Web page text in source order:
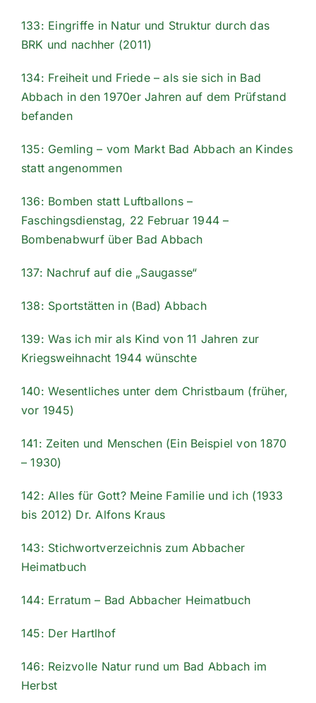
133: Eingriffe in Natur und Struktur durch das
BRK und nachher (2011)
134: Freiheit und Friede – als sie sich in Bad
Abbach in den 1970er Jahren auf dem Prüfstand
befanden
135: Gemling – vom Markt Bad Abbach an Kindes
statt angenommen
136: Bomben statt Luftballons –
Faschingsdienstag, 22 Februar 1944 –
Bombenabwurf über Bad Abbach
137: Nachruf auf die „Saugasse“
138: Sportstätten in (Bad) Abbach
139: Was ich mir als Kind von 11 Jahren zur
Kriegsweihnacht 1944 wünschte
140: Wesentliches unter dem Christbaum (früher,
vor 1945)
141: Zeiten und Menschen (Ein Beispiel von 1870
– 1930)
142: Alles für Gott? Meine Familie und ich (1933
bis 2012) Dr. Alfons Kraus
143: Stichwortverzeichnis zum Abbacher
Heimatbuch
144: Erratum – Bad Abbacher Heimatbuch
145: Der Hartlhof
146: Reizvolle Natur rund um Bad Abbach im
Herbst